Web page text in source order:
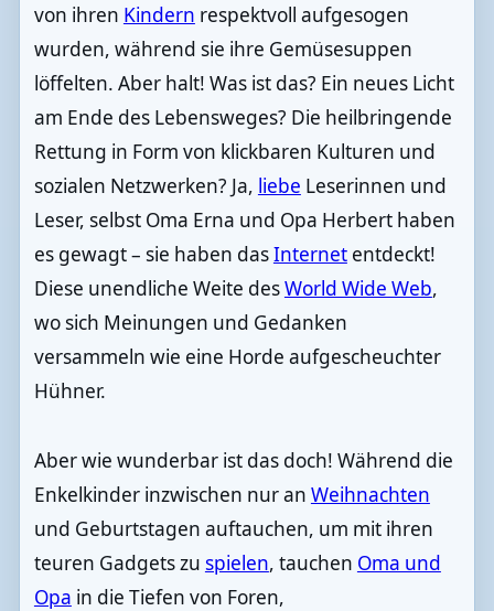
von ihren Kindern respektvoll aufgesogen
wurden, während sie ihre Gemüsesuppen
löffelten. Aber halt! Was ist das? Ein neues Licht
am Ende des Lebensweges? Die heilbringende
Rettung in Form von klickbaren Kulturen und
sozialen Netzwerken? Ja, liebe Leserinnen und
Leser, selbst Oma Erna und Opa Herbert haben
es gewagt – sie haben dasInternetentdeckt!
Diese unendliche Weite desWorld Wide Web,
wo sich Meinungen und Gedanken
versammeln wie eine Horde aufgescheuchter
Hühner.
Aber wie wunderbar ist das doch! Während die
Enkelkinder inzwischen nur an Weihnachten
und Geburtstagen auftauchen, um mit ihren
teuren Gadgets zu spielen, tauchen Oma und
Opa in die Tiefen von Foren,